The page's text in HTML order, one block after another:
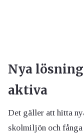
Nya
aktiva
Det gäller att hitta
skolmiljön och